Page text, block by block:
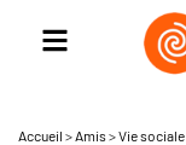
Accueil > Amis >Vie sociale